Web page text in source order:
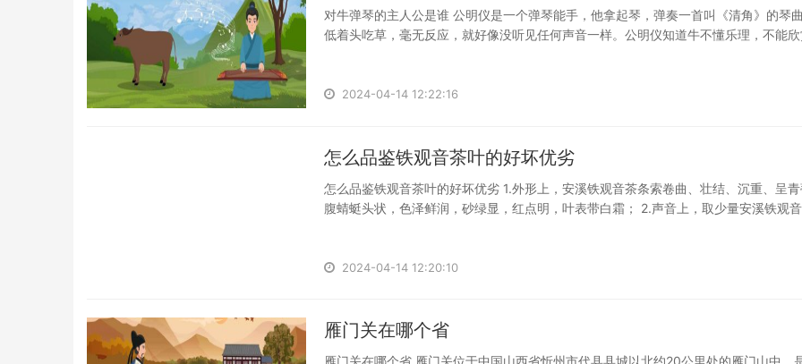
对牛弹琴的主人公是谁 公明仪是一个弹琴能手，他拿起琴，弹奏一首叫《清角》的琴
低着头吃草，毫无反应，就好像没听见任何声音一样。公明仪知道牛不懂乐理，不能欣
2024-04-14 12:22:16
​怎么品鉴铁观音茶叶的好坏优劣
怎么品鉴铁观音茶叶的好坏优劣 1.外形上，安溪铁观音茶条索卷曲、壮结、沉重、呈
腹蜻蜓头状，色泽鲜润，砂绿显，红点明，叶表带白霜； 2.声音上，取少量安溪铁观音
2024-04-14 12:20:10
​雁门关在哪个省
雁门关在哪个省 雁门关位于中国山西省忻州市代县县城以北约20公里处的雁门山中，